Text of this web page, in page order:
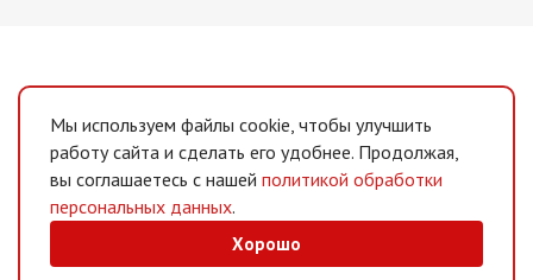
Мы используем файлы cookie, чтобы улучшить
работу сайта и сделать его удобнее. Продолжая,
вы соглашаетесь с нашей политикой обработки
персональных данных.
Хорошо